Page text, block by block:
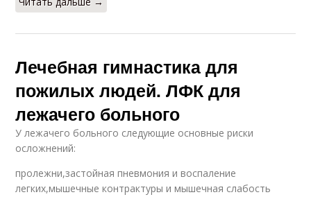
Лечебная гимнастика для
пожилых людей. ЛФК для
лежачего больного
У лежачего больного следующие основные риски
осложнений:
пролежни,застойная пневмония и воспаление
легких,мышечные контрактуры и мышечная слабость